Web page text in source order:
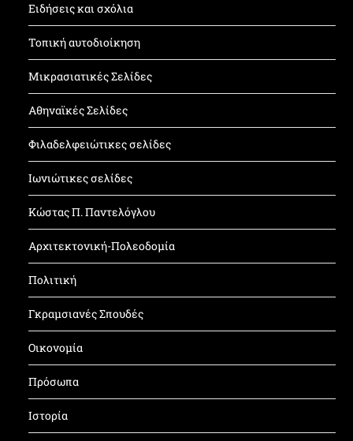
Ειδήσεις και σχόλια
Τοπική αυτοδιοίκηση
Μικρασιατικές Σελίδες
Αθηναϊκές Σελίδες
Φιλαδελφειώτικες σελίδες
Ιωνιώτικες σελίδες
Κώστας Π. Παντελόγλου
Αρχιτεκτονική-Πολεοδομία
Πολιτική
Γκραμσιανές Σπουδές
Οικονομία
Πρόσωπα
Ιστορία